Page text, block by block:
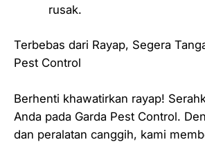
rusak.
Terbebas dari Rayap, Segera
Pest Control
Berhenti khawatirkan rayap!
Anda pada Garda Pest Control.
dan peralatan canggih, kami